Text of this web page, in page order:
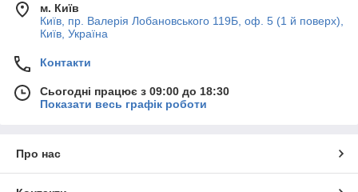
м. Київ
Київ, пр. Валерія Лобановського 119Б, оф. 5 (1 й поверх),
Київ, Україна
Контакти
Сьогодні працює з 09:00 до 18:30
Показати весь графік роботи
Про нас